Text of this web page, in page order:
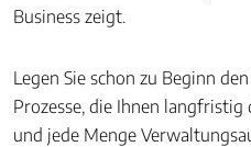
Business zeigt.
Legen Sie schon zu Beginn
Prozesse, die Ihnen langfristig
und jede Menge